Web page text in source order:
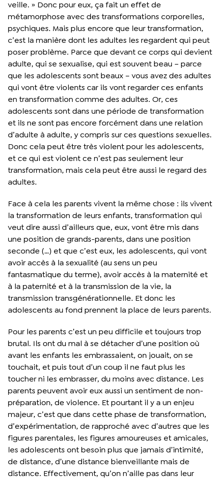
veille. » Donc pour eux, ça fait un effet de
métamorphose avec des transformations corporelles,
psychiques. Mais plus encore que leur transformation,
c’est la manière dont les adultes les regardent qui peut
poser problème. Parce que devant ce corps qui devient
adulte, qui se sexualise, qui est souvent beau – parce
que les adolescents sont beaux – vous avez des adultes
qui vont être violents car ils vont regarder ces enfants
en transformation comme des adultes. Or, ces
adolescents sont dans une période de transformation
et ils ne sont pas encore forcément dans une relation
d’adulte à adulte, y compris sur ces questions sexuelles.
Donc cela peut être très violent pour les adolescents,
et ce qui est violent ce n’est pas seulement leur
transformation, mais cela peut être aussi le regard des
adultes.
Face à cela les parents vivent la même chose : ils vivent
la transformation de leurs enfants, transformation qui
veut dire aussi d’ailleurs que, eux, vont être mis dans
une position de grands-parents, dans une position
seconde (…) et que c’est eux, les adolescents, qui vont
avoir accès à la sexualité (au sens un peu
fantasmatique du terme), avoir accès à la maternité et
à la paternité et à la transmission de la vie, la
transmission transgénérationnelle. Et donc les
adolescents au fond prennent la place de leurs parents.
Pour les parents c’est un peu difficile et toujours trop
brutal. Ils ont du mal à se détacher d’une position où
avant les enfants les embrassaient, on jouait, on se
touchait, et puis tout d’un coup il ne faut plus les
toucher ni les embrasser, du moins avec distance. Les
parents peuvent avoir eux aussi un sentiment de non-
préparation, de violence. Et pourtant il y a un enjeu
majeur, c’est que dans cette phase de transformation,
d’expérimentation, de rapproché avec d’autres que les
figures parentales, les figures amoureuses et amicales,
les adolescents ont besoin plus que jamais d’intimité,
de distance, d’une distance bienveillante mais de
distance. Effectivement, qu’on n’aille pas dans leur